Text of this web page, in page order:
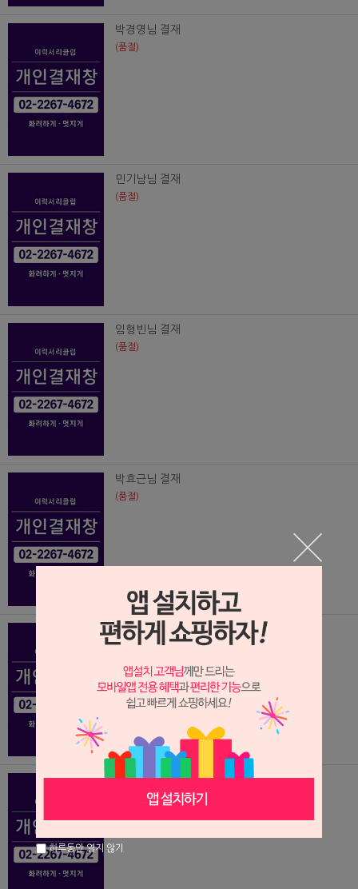
박경영님 결재
(품절)
민기남님 결재
(품절)
임형빈님 결재
(품절)
박효근님 결재
(품절)
이상범님 결재
(품절)
임현빈님결재
하루동안 열지 않기